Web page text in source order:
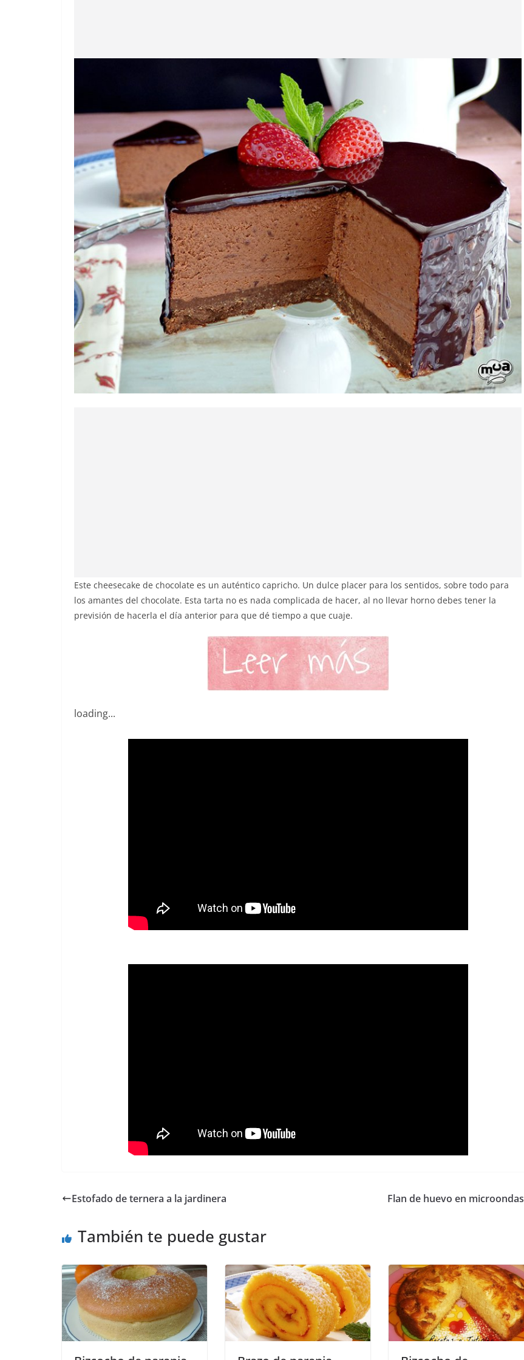
Este cheesecake de chocolate es un auténtico capricho. Un dulce placer para los sentidos, sobre todo para
los amantes del chocolate. Esta tarta no es nada complicada de hacer, al no llevar horno debes tener la
previsión de hacerla el día anterior para que dé tiempo a que cuaje.
loading...
Estofado de ternera a la jardinera Flan de huevo en microondas
También te puede gustar